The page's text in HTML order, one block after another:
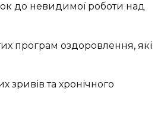
до невидимої роботи над
програм оздоровлення, які
зривів та хронічного